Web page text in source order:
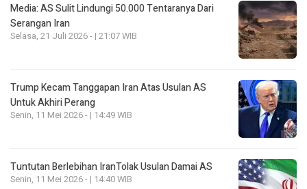
Media: AS Sulit Lindungi 50.000 Tentaranya Dari
Serangan Iran
Selasa, 21 Juli 2026 - | 21:07 WIB
Trump Kecam Tanggapan Iran Atas Usulan AS
Untuk Akhiri Perang
Senin, 11 Mei 2026 - | 14:49 WIB
Tuntutan Berlebihan IranTolak Usulan Damai AS
Senin, 11 Mei 2026 - | 14:40 WIB